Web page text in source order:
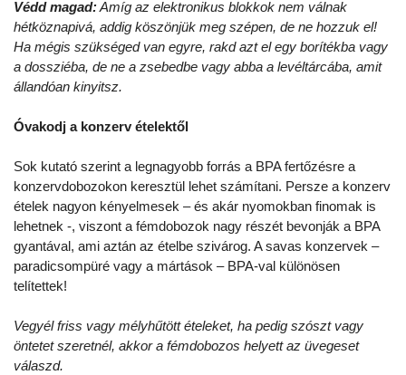
Védd magad:Amíg az elektronikus blokkok nem válnak
hétköznapivá, addig köszönjük meg szépen, de ne hozzuk el!
Ha mégis szükséged van egyre, rakd azt el egy borítékba vagy
a dossziéba, de ne a zsebedbe vagy abba a levéltárcába, amit
állandóan kinyitsz.
Óvakodj a konzerv ételektől
Sok kutató szerint a legnagyobb forrás a BPA fertőzésre a
konzervdobozokon keresztül lehet számítani. Persze a konzerv
ételek nagyon kényelmesek – és akár nyomokban finomak is
lehetnek -, viszont a fémdobozok nagy részét bevonják a BPA
gyantával, ami aztán az ételbe szivárog. A savas konzervek –
paradicsompüré vagy a mártások – BPA-val különösen
telítettek!
Vegyél friss vagy mélyhűtött ételeket, ha pedig szószt vagy
öntetet szeretnél, akkor a fémdobozos helyett az üvegeset
válaszd.